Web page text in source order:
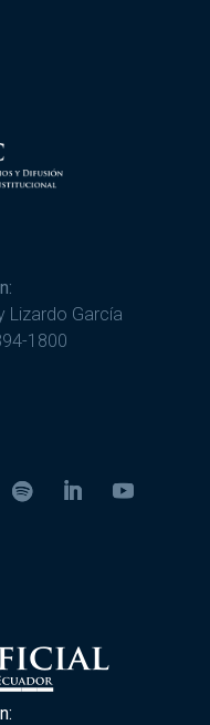
Lizardo García
1800